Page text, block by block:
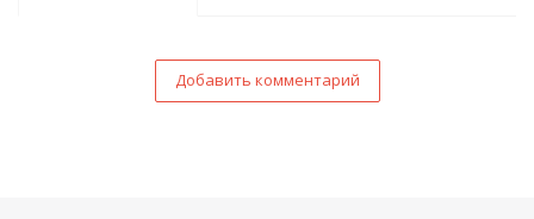
Добавить комментарий